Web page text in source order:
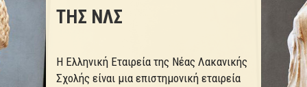
ΤΗΣ ΝΛΣ
Η Ελληνική Εταιρεία της Νέας Λακανικής
Σχολής είναι μια επιστημονική εταιρεία